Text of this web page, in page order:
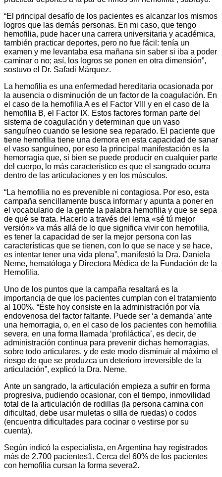
“El principal desafío de los pacientes es alcanzar los mismos
logros que las demás personas. En mi caso, que tengo
hemofilia, pude hacer una carrera universitaria y académica,
también practicar deportes, pero no fue fácil: tenía un
examen y me levantaba esa mañana sin saber si iba a poder
caminar o no; así, los logros se ponen en otra dimensión”,
sostuvo el Dr. Safadi Márquez.
La hemofilia es una enfermedad hereditaria ocasionada por
la ausencia o disminución de un factor de la coagulación. En
el caso de la hemofilia A es el Factor VIII y en el caso de la
hemofilia B, el Factor IX. Estos factores forman parte del
sistema de coagulación y determinan que un vaso
sanguíneo cuando se lesione sea reparado. El paciente que
tiene hemofilia tiene una demora en esta capacidad de sanar
el vaso sanguíneo, por eso la principal manifestación es la
hemorragia que, si bien se puede producir en cualquier parte
del cuerpo, lo más característico es que el sangrado ocurra
dentro de las articulaciones y en los músculos.
“La hemofilia no es prevenible ni contagiosa. Por eso, esta
campaña sencillamente busca informar y apunta a poner en
el vocabulario de la gente la palabra hemofilia y que se sepa
de qué se trata. Hacerlo a través del lema «sé tú mejor
versión» va más allá de lo que significa vivir con hemofilia,
es tener la capacidad de ser la mejor persona con las
características que se tienen, con lo que se nace y se hace,
es intentar tener una vida plena”, manifestó la Dra. Daniela
Neme, hematóloga y Directora Médica de la Fundación de la
Hemofilia.
Uno de los puntos que la campaña resaltará es la
importancia de que los pacientes cumplan con el tratamiento
al 100%. “Éste hoy consiste en la administración por vía
endovenosa del factor faltante. Puede ser ‘a demanda’ ante
una hemorragia, o, en el caso de los pacientes con hemofilia
severa, en una forma llamada ‘profiláctica’, es decir, de
administración continua para prevenir dichas hemorragias,
sobre todo articulares, y de este modo disminuir al máximo el
riesgo de que se produzca un deterioro irreversible de la
articulación”, explicó la Dra. Neme.
Ante un sangrado, la articulación empieza a sufrir en forma
progresiva, pudiendo ocasionar, con el tiempo, inmovilidad
total de la articulación de rodillas (la persona camina con
dificultad, debe usar muletas o silla de ruedas) o codos
(encuentra dificultades para cocinar o vestirse por su
cuenta).
Según indicó la especialista, en Argentina hay registrados
más de 2.700 pacientes1. Cerca del 60% de los pacientes
con hemofilia cursan la forma severa2.